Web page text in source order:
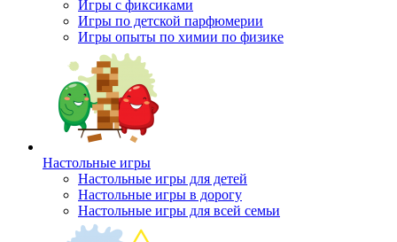
Игры с фиксиками
Игры по детской парфюмерии
Игры опыты по химии по физике
Настольные игры
Настольные игры для детей
Настольные игры в дорогу
Настольные игры для всей семьи